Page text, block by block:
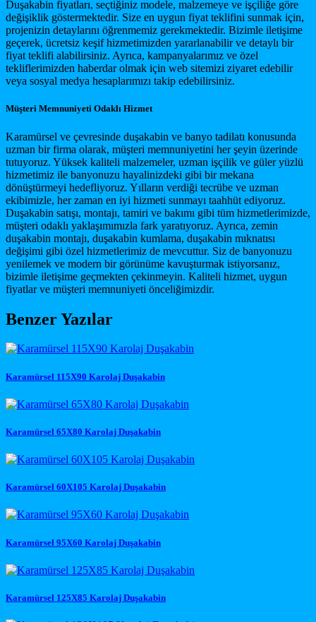
Duşakabin fiyatları, seçtiğiniz modele, malzemeye ve işçiliğe göre
değişiklik göstermektedir. Size en uygun fiyat teklifini sunmak için,
projenizin detaylarını öğrenmemiz gerekmektedir. Bizimle iletişime
geçerek, ücretsiz keşif hizmetimizden yararlanabilir ve detaylı bir
fiyat teklifi alabilirsiniz. Ayrıca, kampanyalarımız ve özel
tekliflerimizden haberdar olmak için web sitemizi ziyaret edebilir
veya sosyal medya hesaplarımızı takip edebilirsiniz.
Müşteri Memnuniyeti Odaklı Hizmet
Karamürsel ve çevresinde duşakabin ve banyo tadilatı konusunda
uzman bir firma olarak, müşteri memnuniyetini her şeyin üzerinde
tutuyoruz. Yüksek kaliteli malzemeler, uzman işçilik ve güler yüzlü
hizmetimiz ile banyonuzu hayalinizdeki gibi bir mekana
dönüştürmeyi hedefliyoruz. Yılların verdiği tecrübe ve uzman
ekibimizle, her zaman en iyi hizmeti sunmayı taahhüt ediyoruz.
Duşakabin satışı, montajı, tamiri ve bakımı gibi tüm hizmetlerimizde,
müşteri odaklı yaklaşımımızla fark yaratıyoruz. Ayrıca, zemin
duşakabin montajı, duşakabin kumlama, duşakabin mıknatısı
değişimi gibi özel hizmetlerimiz de mevcuttur. Siz de banyonuzu
yenilemek ve modern bir görünüme kavuşturmak istiyorsanız,
bizimle iletişime geçmekten çekinmeyin. Kaliteli hizmet, uygun
fiyatlar ve müşteri memnuniyeti önceliğimizdir.
Benzer Yazılar
Karamürsel 115X90 Karolaj Duşakabin
Karamürsel 65X80 Karolaj Duşakabin
Karamürsel 60X105 Karolaj Duşakabin
Karamürsel 95X60 Karolaj Duşakabin
Karamürsel 125X85 Karolaj Duşakabin